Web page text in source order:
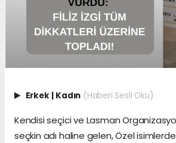
Erkek | Kadın (Haberi Sesli Oku)
Kendisi seçici ve Lasman
seçkin adı haline gelen, Özel